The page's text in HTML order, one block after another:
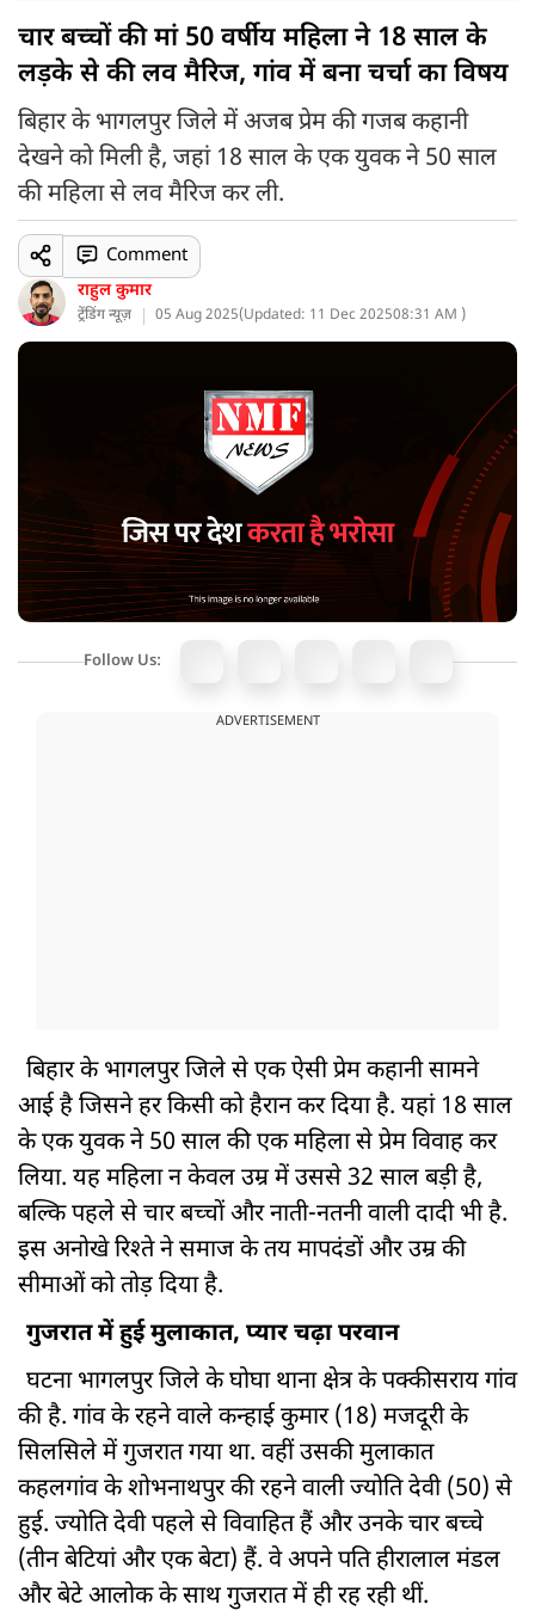
चार बच्चों की मां 50 वर्षीय महिला ने 18 साल के
लड़के से की लव मैरिज, गांव में बना चर्चा का विषय
बिहार के भागलपुर जिले में अजब प्रेम की गजब कहानी
देखने को मिली है, जहां 18 साल के एक युवक ने 50 साल
की महिला से लव मैरिज कर ली.
राहुल कुमार
ट्रेंडिंग न्यूज़ 05 Aug 2025(Updated: 11 Dec 202508:31 AM )
Comment
Follow Us:
ADVERTISEMENT
बिहार के भागलपुर जिले से एक ऐसी प्रेम कहानी सामने
आई है जिसने हर किसी को हैरान कर दिया है. यहां 18 साल
के एक युवक ने 50 साल की एक महिला से प्रेम विवाह कर
लिया. यह महिला न केवल उम्र में उससे 32 साल बड़ी है,
बल्कि पहले से चार बच्चों और नाती-नतनी वाली दादी भी है.
इस अनोखे रिश्ते ने समाज के तय मापदंडों और उम्र की
सीमाओं को तोड़ दिया है.
गुजरात में हुई मुलाकात, प्यार चढ़ा परवान
घटना भागलपुर जिले के घोघा थाना क्षेत्र के पक्कीसराय गांव
की है. गांव के रहने वाले कन्हाई कुमार (18) मजदूरी के
सिलसिले में गुजरात गया था. वहीं उसकी मुलाकात
कहलगांव के शोभनाथपुर की रहने वाली ज्योति देवी (50) से
हुई. ज्योति देवी पहले से विवाहित हैं और उनके चार बच्चे
(तीन बेटियां और एक बेटा) हैं. वे अपने पति हीरालाल मंडल
और बेटे आलोक के साथ गुजरात में ही रह रही थीं.